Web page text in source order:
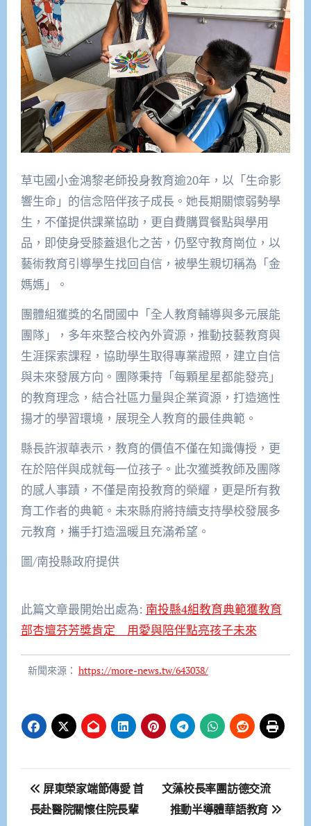
草屯國小金鴻黎老師投身教育逾20年，以「生命影
響生命」的信念陪伴孩子成長。她長期關懷弱勢學
生，不僅提供課業協助，更自費購買餐點與學用
品，即使身受膝蓋退化之苦，仍堅守教育崗位，以
藝術教育引導學生找回自信，被學生親切稱為「金
媽媽」。
團體組獲獎的名間國中「全人教育輔導與多元展能
團隊」，多年來整合校內外資源，推動技藝教育與
生涯探索課程，協助學生取得專業證照，建立自信
與未來發展方向。團隊秉持「每顆星星都能發亮」
的教育理念，結合社區力量與企業資源，打造適性
揚才的學習環境，展現全人教育的最佳典範。
縣長許淑華表示，教育的價值不僅在知識傳授，更
在於陪伴與成就每一位孩子。此次獲獎教師及團隊
的感人事蹟，不僅是南投教育的榮耀，更是所有教
育工作者的典範。未來縣府將持續支持學校發展多
元教育，攜手打造溫暖且充滿希望。
圖/南投縣政府提供
此篇文章最開始出處為: 南投縣4組教育典範獲教育
部杏壇芬芳獎肯定 用愛與陪伴點亮孩子未來
新聞來源： https://more-news.tw/643038/
文
章
屏東榮家端節傳愛 首
長赴醫院關懷住院長輩
文藻校長率團訪德交流
推動半導體華語教育